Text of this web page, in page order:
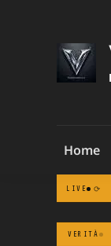
Home
LIVE ⟳
Notizie
VERITÀ
media 100 volte al